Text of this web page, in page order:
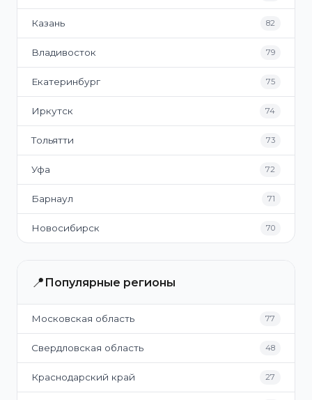
Казань 82
Владивосток 79
Екатеринбург 75
Иркутск 74
Тольятти 73
Уфа 72
Барнаул 71
Новосибирск 70
📍 Популярные регионы
Московская область 77
Свердловская область 48
Краснодарский край 27